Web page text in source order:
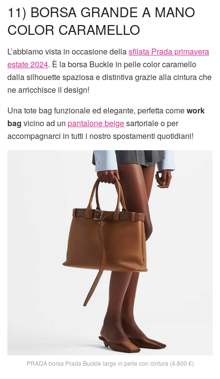
11) BORSA GRANDE A MANO
COLOR CARAMELLO
L’abbiamo vista in occasione dellasfilata Prada primavera
estate 2024. È la borsa Buckle in pelle color caramello
dalla silhouette spaziosa e distintiva grazie alla cintura che
ne arricchisce il design!
Una tote bag funzionale ed elegante, perfetta comework
bag vicino ad un pantalone beigesartoriale o per
accompagnarci in tutti i nostro spostamenti quotidiani!
PRADA borsa Prada Buckle large in pelle con cintura (4.800 €)